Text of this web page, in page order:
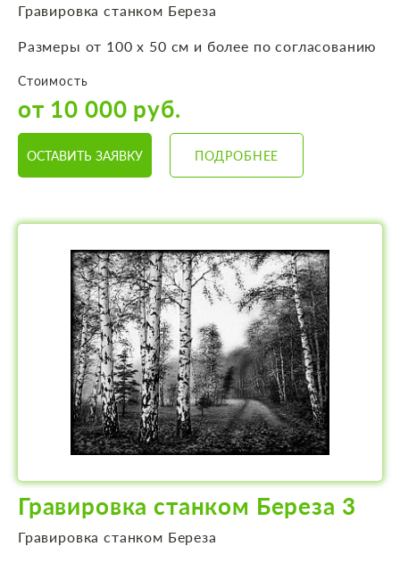
Гравировка станком Береза
Размеры от 100 х 50 см и более по согласованию
Стоимость
от 10 000 руб.
ОСТАВИТЬ ЗАЯВКУ ПОДРОБНЕЕ
Гравировка станком Береза 3
Гравировка станком Береза